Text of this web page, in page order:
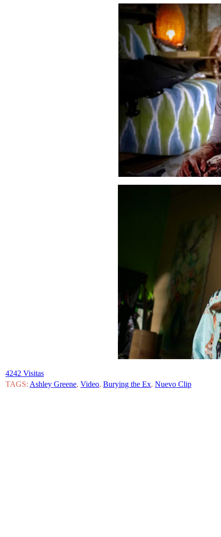
4242 Visitas
TAGS: Ashley Greene, Video, Burying the Ex, Nuevo Clip